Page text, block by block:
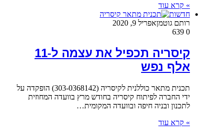
» קרא עוד
חדשות
רותם גוטמןאפריל 9, 2020
0
קיסריה תכפיל את עצמה ל-11
אלף נפש
תכנית מתאר כוללנית לקיסריה (303-0368142) הופקדה על
ידי החברה לפיתוח קיסריה בחודש מרץ בוועדה המחוזית
לתכנון ובניה חיפה ובוועדה המקומית…
» קרא עוד